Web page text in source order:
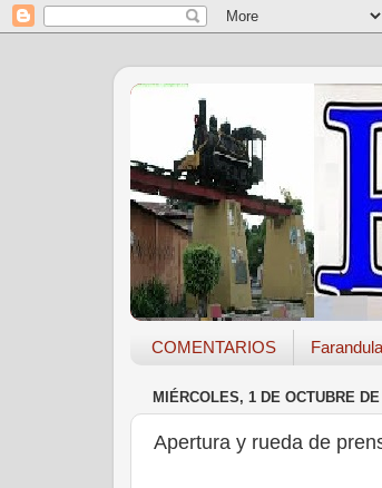
COMENTARIOS
MIÉRCOLES, 1 DE OCTUBRE
Apertura y rueda de